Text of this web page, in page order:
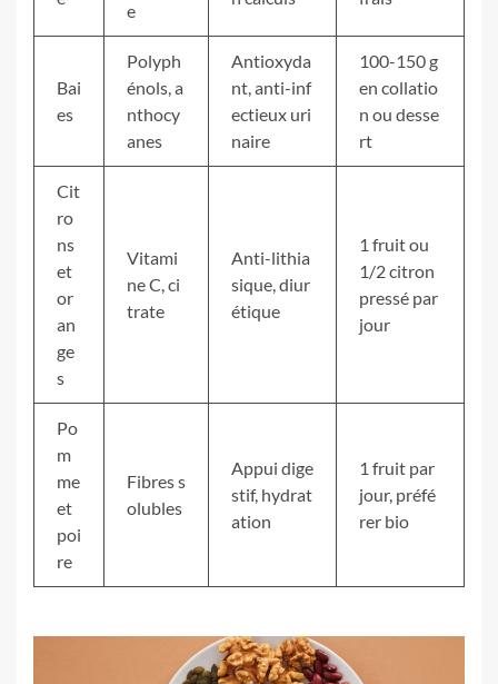
e
Bai
es
Polyph
énols, a
nthocy
anes
Antioxyda
nt, anti-inf
ectieux uri
naire
100-150 g
en collatio
n ou desse
rt
Cit
ro
ns
et
or
an
ge
s
Vitami
ne C, ci
trate
Anti-lithia
sique, diur
étique
1 fruit ou
1/2 citron
pressé par
jour
Po
m
me
et
poi
re
Fibres s
olubles
Appui dige
stif, hydrat
ation
1 fruit par
jour, préfé
rer bio